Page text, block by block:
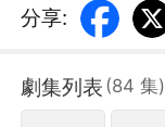
分享:
劇集列表 (84 集)